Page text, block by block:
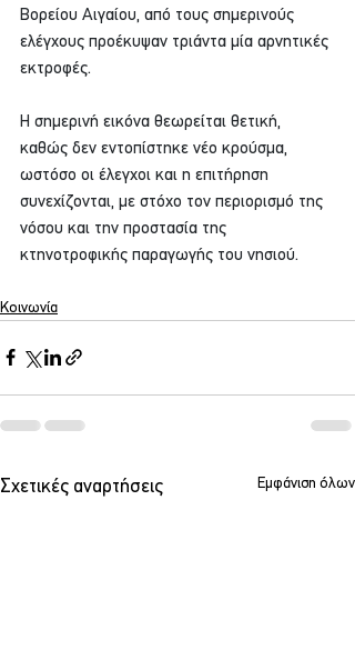
Βορείου Αιγαίου, από τους σημερινούς
ελέγχους προέκυψαν τριάντα μία αρνητικές
εκτροφές.
Η σημερινή εικόνα θεωρείται θετική,
καθώς δεν εντοπίστηκε νέο κρούσμα,
ωστόσο οι έλεγχοι και η επιτήρηση
συνεχίζονται, με στόχο τον περιορισμό της
νόσου και την προστασία της
κτηνοτροφικής παραγωγής του νησιού.
Κοινωνία
Σχετικές αναρτήσεις Εμφάνιση όλων